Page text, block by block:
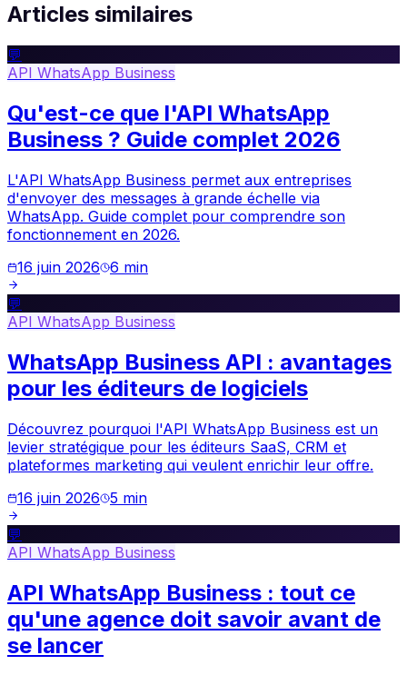
Articles similaires
💬
API WhatsApp Business
Qu'est-ce que l'API WhatsApp
Business ? Guide complet 2026
L'API WhatsApp Business permet aux entreprises
d'envoyer des messages à grande échelle via
WhatsApp. Guide complet pour comprendre son
fonctionnement en 2026.
16 juin 2026 6 min
💬
API WhatsApp Business
WhatsApp Business API : avantages
pour les éditeurs de logiciels
Découvrez pourquoi l'API WhatsApp Business est un
levier stratégique pour les éditeurs SaaS, CRM et
plateformes marketing qui veulent enrichir leur offre.
16 juin 2026 5 min
💬
API WhatsApp Business
API WhatsApp Business : tout ce
qu'une agence doit savoir avant de
se lancer